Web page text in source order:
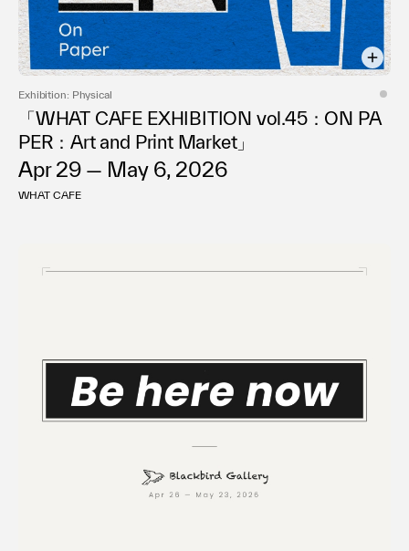
Exhibition: Physical
「WHAT CAFE EXHIBITION vol.45：ON PA
PER：Art and Print Market」
Apr 29 — May 6, 2026
WHAT CAFE